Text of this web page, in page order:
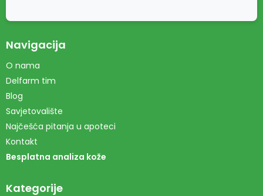
Navigacija
O nama
Delfarm tim
Blog
Savjetovalište
Najčešća pitanja u apoteci
Kontakt
Besplatna analiza kože
Kategorije